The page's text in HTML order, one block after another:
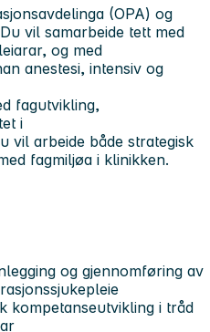
(OPA) og
vil samarbeide tett med
og med
anestesi, intensiv og
fagutvikling,
i
vil arbeide både strategisk
fagmiljøa i klinikken.
og gjennomføring av
kompetanseutvikling i tråd